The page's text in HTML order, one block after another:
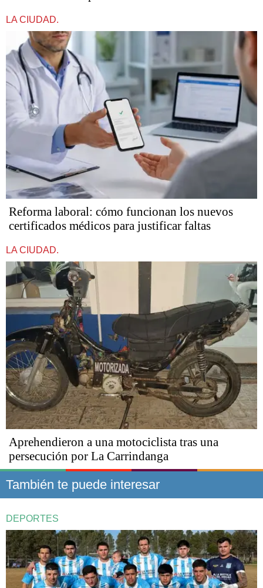
LA CIUDAD.
Reforma laboral: cómo funcionan los nuevos
certificados médicos para justificar faltas
LA CIUDAD.
Aprehendieron a una motociclista tras una
persecución por La Carrindanga
También te puede interesar
DEPORTES